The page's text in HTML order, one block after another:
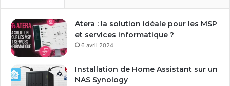
r
e
a
d
s
Atera : la solution idéale pour les MSP
et services informatique ?
6 avril 2024
Installation de Home Assistant sur un
NAS Synology